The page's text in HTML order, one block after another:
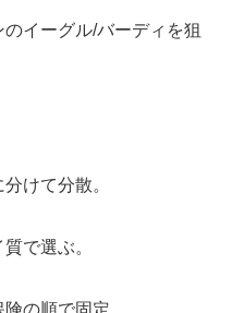
イーグル/バーディを狙
けて分散。
で選ぶ。
の順で固定。